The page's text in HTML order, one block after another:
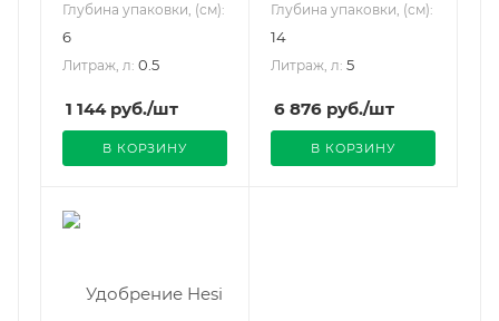
Глубина упаковки, (см):
6
Литраж, л: 0.5
1 144руб./шт
В КОРЗИНУ
Глубина упаковки, (см):
14
Литраж, л: 5
6 876 руб./шт
В КОРЗИНУ